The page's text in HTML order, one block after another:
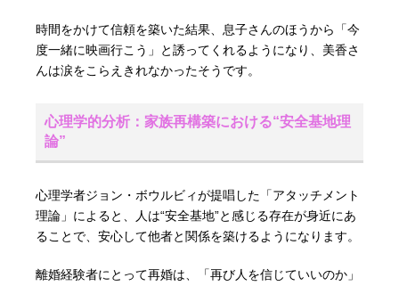
時間をかけて信頼を築いた結果、息子さんのほうから「今
度一緒に映画行こう」と誘ってくれるようになり、美香さ
んは涙をこらえきれなかったそうです。
心理学的分析：家族再構築における“安全基地理
論”
心理学者ジョン・ボウルビィが提唱した「アタッチメント
理論」によると、人は“安全基地”と感じる存在が身近にあ
ることで、安心して他者と関係を築けるようになります。
離婚経験者にとって再婚は、「再び人を信じていいのか」